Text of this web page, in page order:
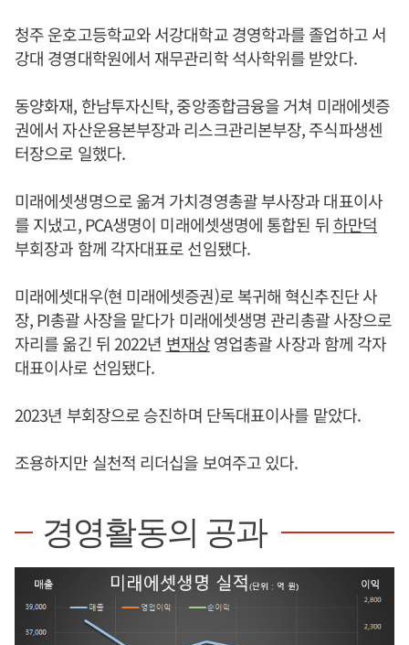
청주 운호고등학교와 서강대학교 경영학과를 졸업하고 서
강대 경영대학원에서 재무관리학 석사학위를 받았다.
동양화재, 한남투자신탁, 중앙종합금융을 거쳐 미래에셋증
권에서 자산운용본부장과 리스크관리본부장, 주식파생센
터장으로 일했다.
미래에셋생명으로 옮겨 가치경영총괄 부사장과 대표이사
를 지냈고, PCA생명이 미래에셋생명에 통합된 뒤하만덕
부회장과 함께 각자대표로 선임됐다.
미래에셋대우(현 미래에셋증권)로 복귀해 혁신추진단 사
장, PI총괄 사장을 맡다가 미래에셋생명 관리총괄 사장으로
자리를 옮긴 뒤 2022년 변재상영업총괄 사장과 함께 각자
대표이사로 선임됐다.
2023년 부회장으로 승진하며 단독대표이사를 맡았다.
조용하지만 실천적 리더십을 보여주고 있다.
경영활동의 공과